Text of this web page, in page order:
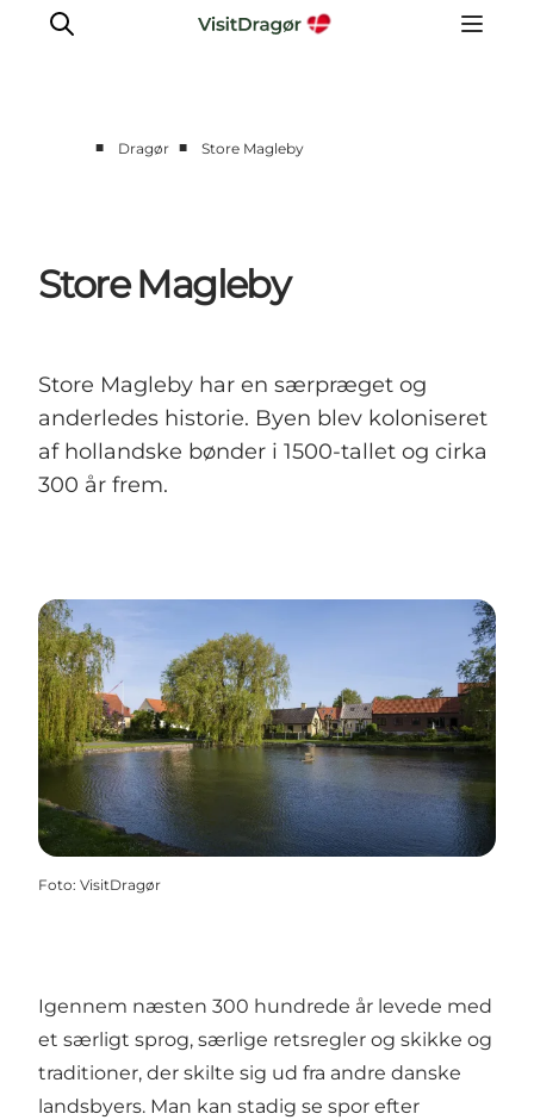
Byliv & Mad
Natur & Friluftsliv
Praktisk
■ Dragør ■ Store Magleby
Store Magleby
Store Magleby har en særpræget og
anderledes historie. Byen blev koloniseret
af hollandske bønder i 1500-tallet og cirka
300 år frem.
Foto: VisitDragør
Igennem næsten 300 hundrede år levede med
et særligt sprog, særlige retsregler og skikke og
traditioner, der skilte sig ud fra andre danske
landsbyers. Man kan stadig se spor efter